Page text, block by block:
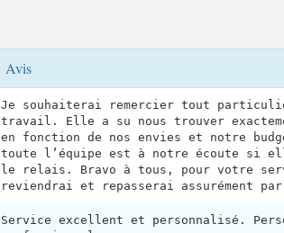
Avis
Je souhaiterai remercier tout
travail. Elle a su nous trouver
en fonction de nos envies et notre
toute l’équipe est à notre écoute si
le relais. Bravo à tous, pour votre
reviendrai et repasserai assurément par
Service excellent et personnalisé.